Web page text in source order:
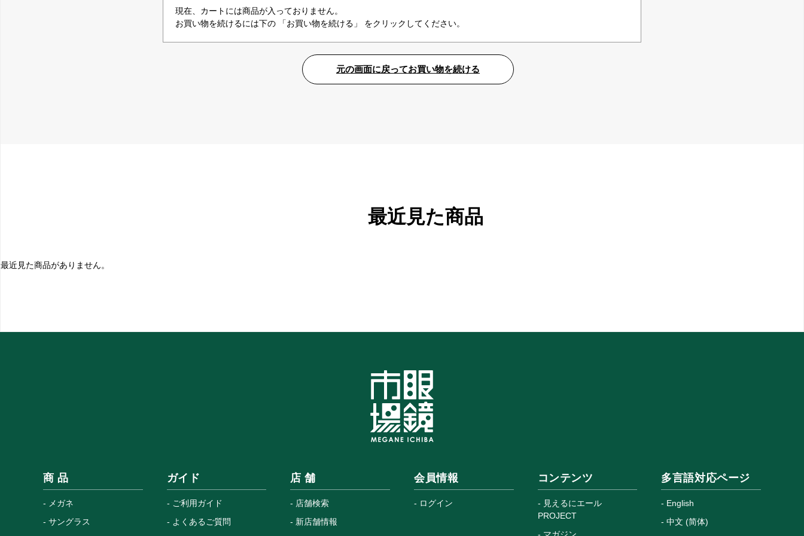
現在、カートには商品が入っておりません。
お買い物を続けるには下の 「お買い物を続ける」 をクリックしてください。
最近見た商品
最近見た商品がありません。
商 品
メガネ
サングラス
ガイド
ご利用ガイド
よくあるご質問
店 舗
店舗検索
新店舗情報
会員情報
ログイン
コンテンツ
見えるにエール
PROJECT
多言語対応ページ
English
中文 (简体)